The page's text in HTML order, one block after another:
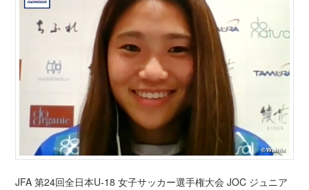
JFA 第24回全日本U-18 女子サッカー選手権大会 JOC ジュニア